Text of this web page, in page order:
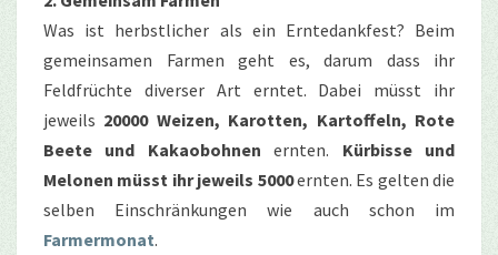
Was ist herbstlicher als ein Erntedankfest? Beim
gemeinsamen Farmen geht es, darum dass ihr
Feldfrüchte diverser Art erntet. Dabei müsst ihr
jeweils 20000 Weizen, Karotten, Kartoffeln, Rote
Beete und Kakaobohnen ernten. Kürbisse und
Melonen müsst ihr jeweils 5000ernten. Es gelten die
selben Einschränkungen wie auch schon im
Farmermonat.